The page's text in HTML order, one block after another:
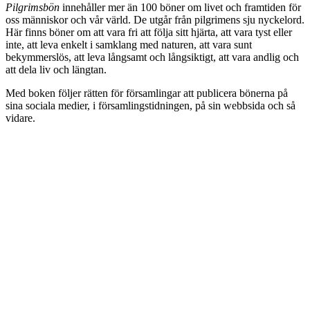
Pilgrimsbön innehåller mer än 100 böner om livet och framtiden för
oss människor och vår värld. De utgår från pilgrimens sju nyckelord.
Här finns böner om att vara fri att följa sitt hjärta, att vara tyst eller
inte, att leva enkelt i samklang med naturen, att vara sunt
bekymmerslös, att leva långsamt och långsiktigt, att vara andlig och
att dela liv och längtan.
Med boken följer rätten för församlingar att publicera bönerna på
sina sociala medier, i församlingstidningen, på sin webbsida och så
vidare.